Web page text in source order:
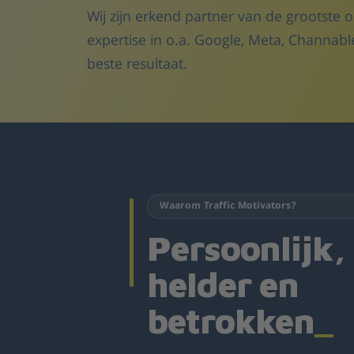
Wij zijn erkend partner van de grootste
expertise in o.a. Google, Meta,
beste resultaat.
Waarom Traffic Motivators?
Persoonlijk,
helder en
betrokken